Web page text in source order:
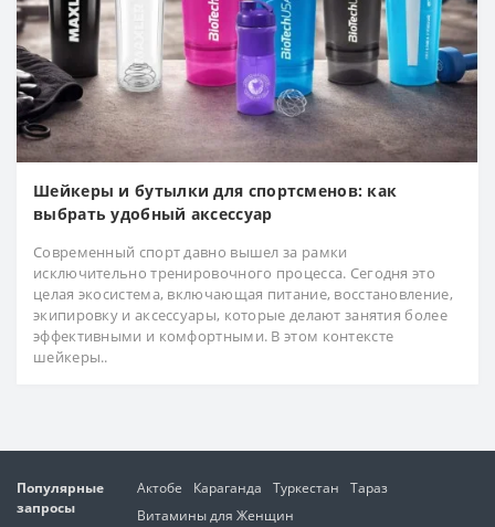
Шейкеры и бутылки для спортсменов: как
выбрать удобный аксессуар
Современный спорт давно вышел за рамки
исключительно тренировочного процесса. Сегодня это
целая экосистема, включающая питание, восстановление,
экипировку и аксессуары, которые делают занятия более
эффективными и комфортными. В этом контексте
шейкеры..
Популярные
запросы
Актобе Караганда Туркестан
Тараз
Витамины для Женщин